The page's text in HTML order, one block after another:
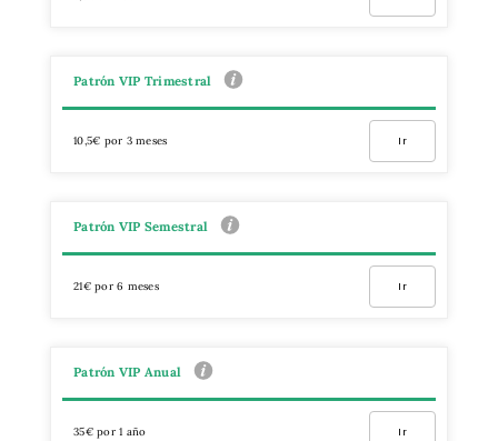
Patrón VIP Trimestral
10,5€ por 3 meses Ir
Patrón VIP Semestral
21€ por 6 meses Ir
Patrón VIP Anual
35€ por 1 año Ir